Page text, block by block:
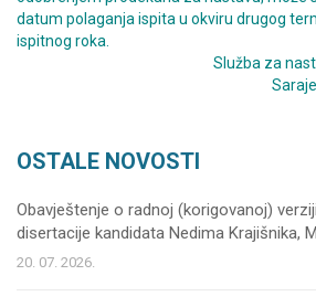
datum polaganja ispita u okviru drugog
ispitnog roka.
Služba za
OSTALE NOVOSTI
Obavještenje o radnoj (korigovanoj)
disertacije kandidata Nedima Krajišnika,
20. 07. 2026.